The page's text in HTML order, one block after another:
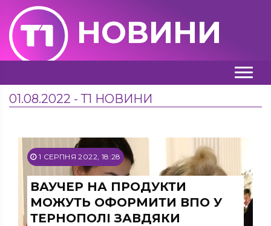
НОВИНИ
01.08.2022 - Т1 НОВИНИ
1 СЕРПНЯ 2022, 18:28
ВАУЧЕР НА ПРОДУКТИ
МОЖУТЬ ОФОРМИТИ ВПО У
ТЕРНОПОЛІ ЗАВДЯКИ